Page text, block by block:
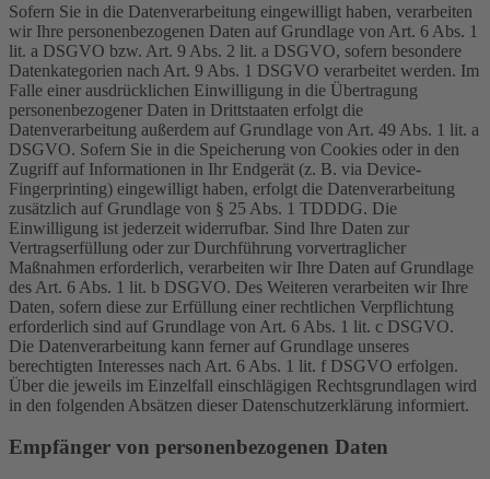
Sofern Sie in die Datenverarbeitung eingewilligt haben, verarbeiten
wir Ihre personenbezogenen Daten auf Grundlage von Art. 6 Abs. 1
lit. a DSGVO bzw. Art. 9 Abs. 2 lit. a DSGVO, sofern besondere
Datenkategorien nach Art. 9 Abs. 1 DSGVO verarbeitet werden. Im
Falle einer ausdrücklichen Einwilligung in die Übertragung
personenbezogener Daten in Drittstaaten erfolgt die
Datenverarbeitung außerdem auf Grundlage von Art. 49 Abs. 1 lit. a
DSGVO. Sofern Sie in die Speicherung von Cookies oder in den
Zugriff auf Informationen in Ihr Endgerät (z. B. via Device-
Fingerprinting) eingewilligt haben, erfolgt die Datenverarbeitung
zusätzlich auf Grundlage von § 25 Abs. 1 TDDDG. Die
Einwilligung ist jederzeit widerrufbar. Sind Ihre Daten zur
Vertragserfüllung oder zur Durchführung vorvertraglicher
Maßnahmen erforderlich, verarbeiten wir Ihre Daten auf Grundlage
des Art. 6 Abs. 1 lit. b DSGVO. Des Weiteren verarbeiten wir Ihre
Daten, sofern diese zur Erfüllung einer rechtlichen Verpflichtung
erforderlich sind auf Grundlage von Art. 6 Abs. 1 lit. c DSGVO.
Die Datenverarbeitung kann ferner auf Grundlage unseres
berechtigten Interesses nach Art. 6 Abs. 1 lit. f DSGVO erfolgen.
Über die jeweils im Einzelfall einschlägigen Rechtsgrundlagen wird
in den folgenden Absätzen dieser Datenschutzerklärung informiert.
Empfänger von personenbezogenen Daten